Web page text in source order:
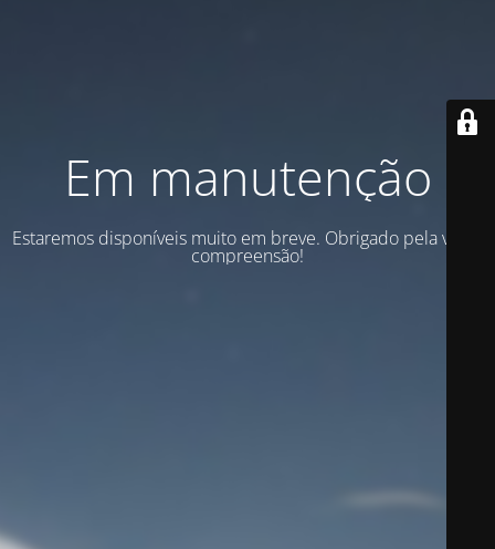
Em manutenção
Estaremos disponíveis muito em breve. Obrigado pela vossa
compreensão!